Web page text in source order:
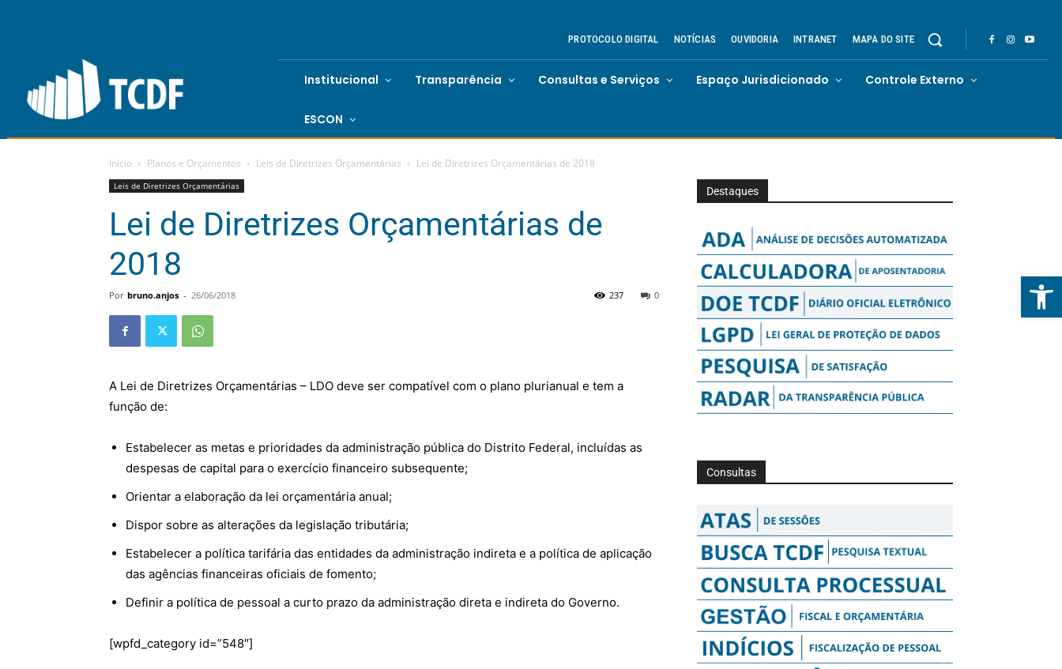
Abrir
PROTOCOLO DIGITAL NOTÍCIAS OUVIDORIA INTRANET MAPA DO SITE
Institucional Transparência Consultas e Serviços Espaço Jurisdicionado Controle Externo
ESCON
Início Planos e Orçamentos Leis de Diretrizes Orçamentárias Lei de Diretrizes Orçamentárias de 2018
Leis de Diretrizes Orçamentárias
Lei de Diretrizes Orçamentárias de
2018
Por bruno.anjos - 26/06/2018 0
237
A Lei de Diretrizes Orçamentárias – LDO deve ser compatível com o plano plurianual e tem a
função de:
Estabelecer as metas e prioridades da administração pública do Distrito Federal, incluídas as
despesas de capital para o exercício financeiro subsequente;
Orientar a elaboração da lei orçamentária anual;
Dispor sobre as alterações da legislação tributária;
Estabelecer a política tarifária das entidades da administração indireta e a política de aplicação
das agências financeiras oficiais de fomento;
Definir a política de pessoal a curto prazo da administração direta e indireta do Governo.
[wpfd_category id=”548″]
Destaques
Consultas